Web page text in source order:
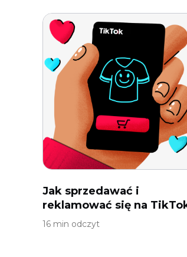
Jak sprzedawać i
reklamować się na
16 min odczyt